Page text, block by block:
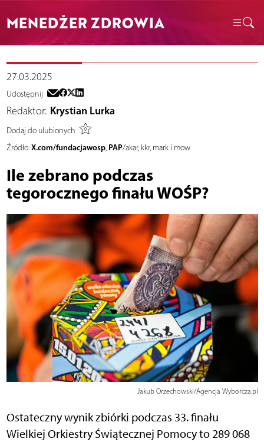
MENEDŻER ZDROWIA
27.03.2025
Udostępnij
Redaktor: Krystian Lurka
Dodaj do ulubionych
Źródło: X.com/fundacjawosp, PAP/akar, kkr, mark i mow
Ile zebrano podczas
tegorocznego finału WOŚP?
Jakub Orzechowski/Agencja Wyborcza.pl
Ostateczny wynik zbiórki podczas 33. finału
Wielkiej Orkiestry Świątecznej Pomocy to 289 068